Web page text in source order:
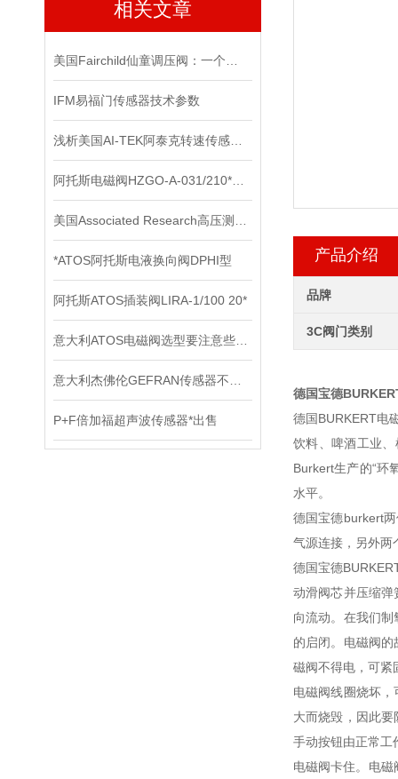
相关文章
IFM易福门传感器技术参数
*ATOS阿托斯电液换向阀DPHI型
阿托斯ATOS插装阀LIRA-1/100 20*
P+F倍加福超声波传感器*出售
产品介绍
品牌
3C阀门类别
德国宝德
德国BURKERT电
饮料、啤酒工业
Burkert生产的“环
水平。
德国宝德burkert
气源连接，另外两
德国宝德
动滑阀芯并压缩
向流动。在我们
的启闭。电磁阀
磁阀不得电，可紧
电磁阀线圈烧坏
大而烧毁，因此
手动按钮由正常工
电磁阀卡住。电